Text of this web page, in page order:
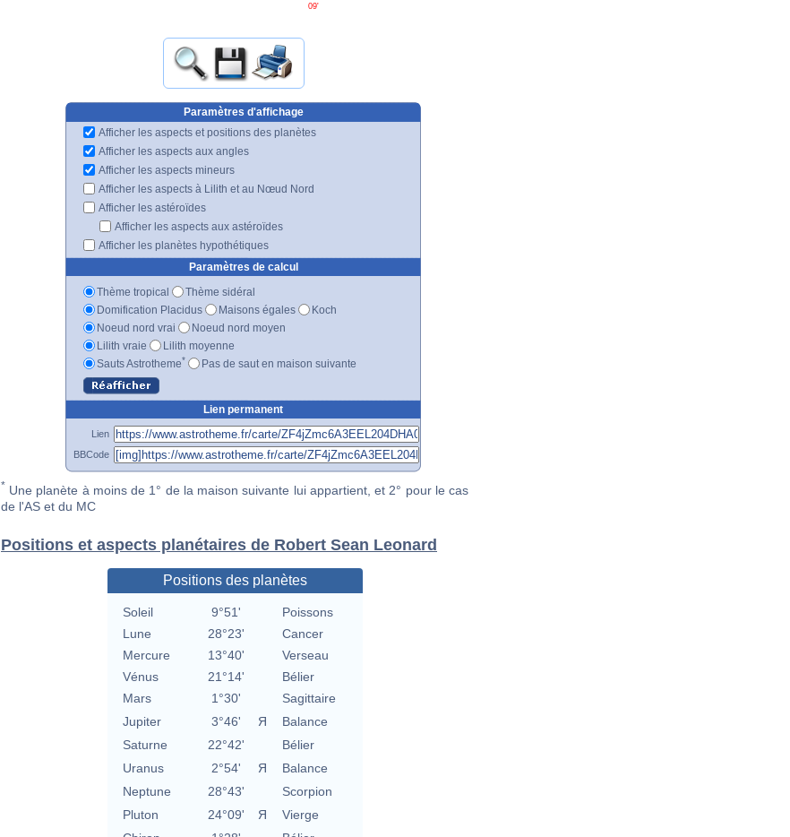
09'
Paramètres d'affichage
Afficher les aspects et positions des planètes
Afficher les aspects aux angles
Afficher les aspects mineurs
Afficher les aspects à Lilith et au Nœud Nord
Afficher les astéroïdes
Afficher les aspects aux astéroïdes
Afficher les planètes hypothétiques
Paramètres de calcul
Thème tropical
Thème sidéral
Domification Placidus
Maisons égales
Koch
Noeud nord vrai
Noeud nord moyen
Lilith vraie
Lilith moyenne
Sauts Astrotheme* Pas de saut en maison suivante
Lien permanent
Lien
BBCode
* Une planète à moins de 1° de la maison suivante lui appartient, et 2° pour le cas
de l'AS et du MC
Positions et aspects planétaires de Robert Sean Leonard
Positions des planètes
Soleil 9°51'
Poissons
Lune
28°23'
Cancer
Mercure
13°40'
Verseau
Vénus
21°14'
Bélier
Mars
1°30'
Sagittaire
Jupiter
3°46' Я
Balance
Saturne
22°42'
Bélier
Uranus
2°54' Я
Balance
Neptune
28°43'
Scorpion
Pluton
24°09' Я
Vierge